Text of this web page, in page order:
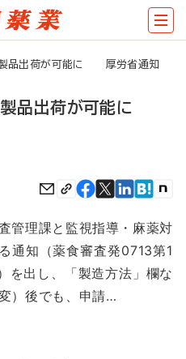
製品出荷が可能に 厚労省通知
品出荷が可能に
管理課と監視指導・麻薬対
通知（薬食審査発0713第1
を出し、「製造方法」欄な
）後でも、申請…